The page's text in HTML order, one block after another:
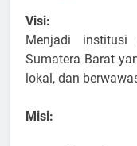
Visi:
Menjadi
Sumatera Barat
lokal, dan
Misi: